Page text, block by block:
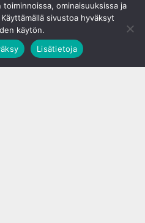
ominaisuuksissa ja
sivustoa hyväksyt
käytön.
Lisätietoja